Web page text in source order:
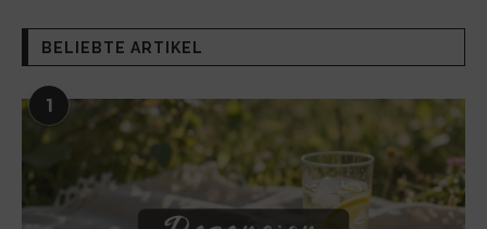
BELIEBTE ARTIKEL
1